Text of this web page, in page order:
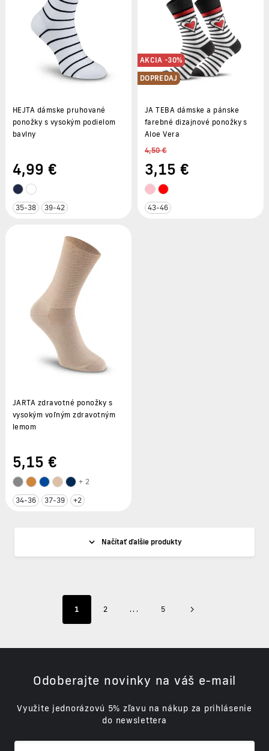
HEJTA dámske pruhované
ponožky s vysokým podielom
bavlny
4,99 €
35-38 39-42
AKCIA -30%
DOPREDAJ
JA TEBA dámske a pánske
farebné dizajnové ponožky s
Aloe Vera
4,50 €
3,15 €
43-46
JARTA zdravotné ponožky s
vysokým voľným zdravotným
lemom
5,15 €
+ 2
34-36 37-39 +2
Načítať ďalšie produkty
1 2 ... 5
Odoberajte novinky na váš e-mail
Využite jednorázovú 5% zľavu na nákup za prihlásenie
do newslettera